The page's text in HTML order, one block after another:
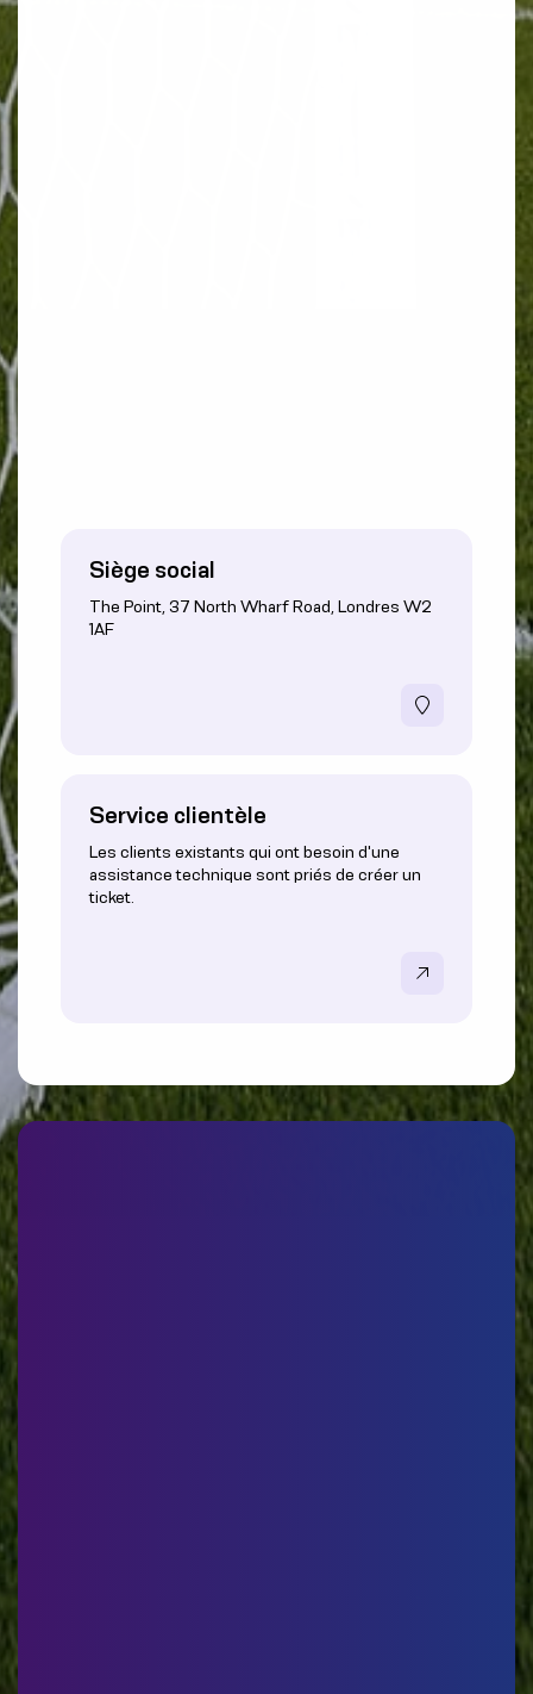
Siège social
The Point, 37 North Wharf Road, Londres W2
1AF
Service clientèle
Les clients existants qui ont besoin d'une
assistance technique sont priés de créer un
ticket.